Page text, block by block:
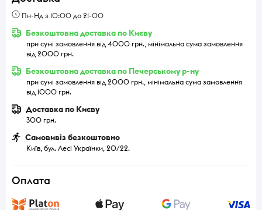
Пн-Нд з 10:00 до 21-00
Безкоштовна доставка по Києву
при сумі замовлення від 4000 грн., мінімальна сума замовлення
від 2000 грн.
Безкоштовна доставка по Печерському р-ну
при сумі замовлення від 2000 грн., мінімальна сума замовлення
від 1000 грн.
Доставка по Києву
300 грн.
Самовивіз безкоштовно
Київ, бул. Лесі Українки, 20/22.
Оплата